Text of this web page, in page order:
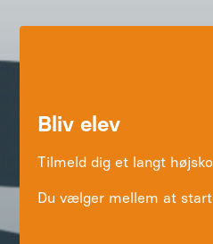
Bliv elev
Tilmeld dig et langt
Du vælger mellem at